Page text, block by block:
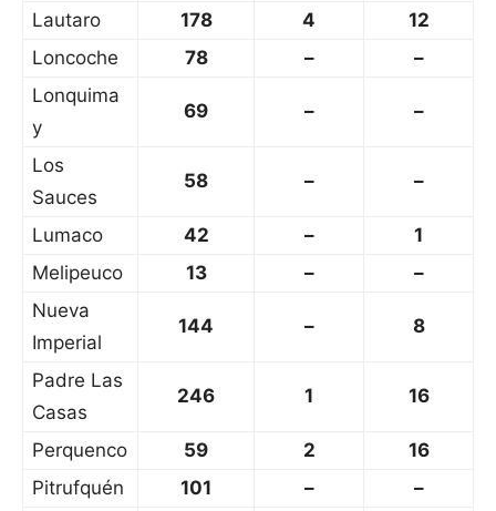
Lautaro
178 4
12
Loncoche
78 –
–
Lonquima
y
69 – –
Los
Sauces
58 – –
Lumaco 42 –
1
Melipeuco
13 –
–
Nueva
Imperial
144 – 8
Padre Las
Casas
246 1 16
Perquenco 59 2
16
Pitrufquén
101 –
–